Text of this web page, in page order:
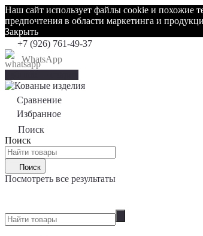
Наш сайт использует файлы cookie и похожие
предпочтения в области маркетинга и
Закрыть
+7 (926) 761-49-37
WhatsApp
Сравнение
Избранное
Поиск
Поиск
Поиск
Посмотреть все результаты